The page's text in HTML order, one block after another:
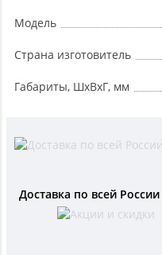
Модель
Страна изготовитель
Габариты, ШxВxГ, мм
Доставка по всей России